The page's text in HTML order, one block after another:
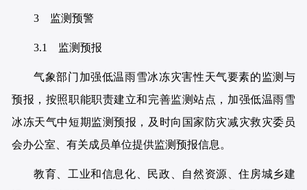
3 监测预警
3.1 监测预报
气象部门加强低温雨雪冰冻灾害性天气要素的监测与
预报，按照职能职责建立和完善监测站点，加强低温雨雪
冰冻天气中短期监测预报，及时向国家防灾减灾救灾委员
会办公室、有关成员单位提供监测预报信息。
教育、工业和信息化、民政、自然资源、住房城乡建